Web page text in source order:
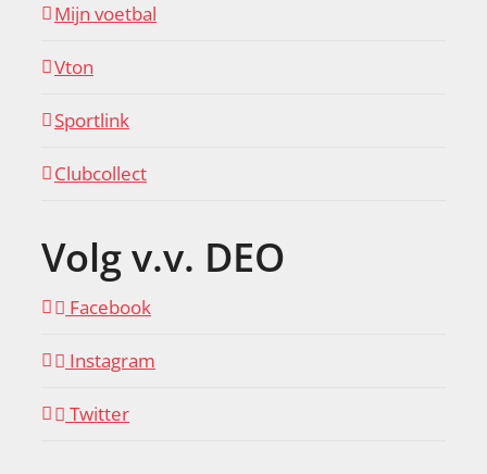
Mijn voetbal
Vton
Sportlink
Clubcollect
Volg v.v. DEO
Facebook
Instagram
Twitter